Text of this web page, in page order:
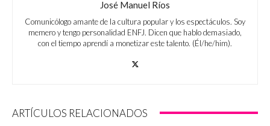
José Manuel Ríos
Comunicólogo amante de la cultura popular y los espectáculos. Soy
memero y tengo personalidad ENFJ. Dicen que hablo demasiado,
con el tiempo aprendí a monetizar este talento. (Él/he/him).
ARTÍCULOS RELACIONADOS